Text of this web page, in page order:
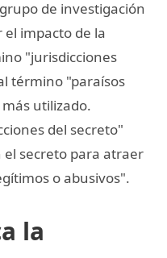
de investigación
impacto de la
"jurisdicciones
término "paraísos
utilizado.
del secreto"
secreto para atraer
o abusivos".
la